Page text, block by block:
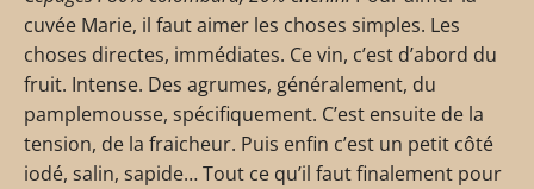
cuvée Marie, il faut aimer les choses simples. Les
choses directes, immédiates. Ce vin, c’est d’abord du
fruit. Intense. Des agrumes, généralement, du
pamplemousse, spécifiquement. C’est ensuite de la
tension, de la fraicheur. Puis enfin c’est un petit côté
iodé, salin, sapide… Tout ce qu’il faut finalement pour